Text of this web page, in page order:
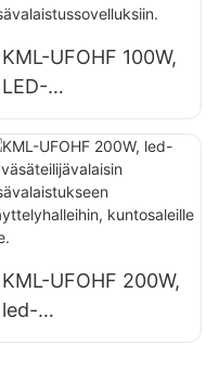
KML-UFOHF 100W,
LED-
korkeasäteilijöiden
valaisintoimittaja
teollisuuslaitoksiin,
varastoihin ja
muihin
ksiin.
KML-UFOHF 200W,
led-
syväsäteilijävalaisin